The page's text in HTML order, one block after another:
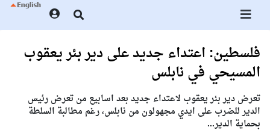
فلسطين: اعتداء جديد على دير بئر يعقوب
المسيحي في نابلس
تعرض دير بئر يعقوب لاعتداء جديد بعد اسابيع من تعرض رئيس
الدير للضرب على ايدي مجهولون من نابلس، رغم مطالبة السلطة
بحماية الدير...